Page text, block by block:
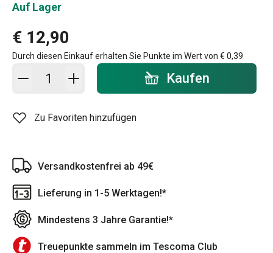
Auf Lager
€ 12,90
Durch diesen Einkauf erhalten Sie Punkte im Wert von € 0,39
In den Warenkorb - Menge Kaufen
Zu Favoriten hinzufügen
Versandkostenfrei ab 49€
Lieferung in 1-5 Werktagen!*
Mindestens 3 Jahre Garantie!*
Treuepunkte sammeln im Tescoma Club